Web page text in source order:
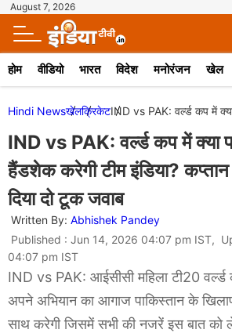
August 7, 2026
होम वीडियो भारत विदेश मनोरंजन खेल
Hindi Newsखेलक्रिकेटIND vs PAK: वर्ल्ड कप में
IND vs PAK: वर्ल्ड कप में क्या
हैंडशेक करेगी टीम इंडिया?
दिया दो टूक जवाब
Written By: Abhishek Pandey
Published : Jun 14, 2026 04:07 pm IST,
04:07 pm IST
IND vs PAK: आईसीसी महिला टी20 वर्ल्ड
अपने अभियान का आगाज पाकिस्तान के
साथ करेगी जिसमें सभी की नजरें इस बात को